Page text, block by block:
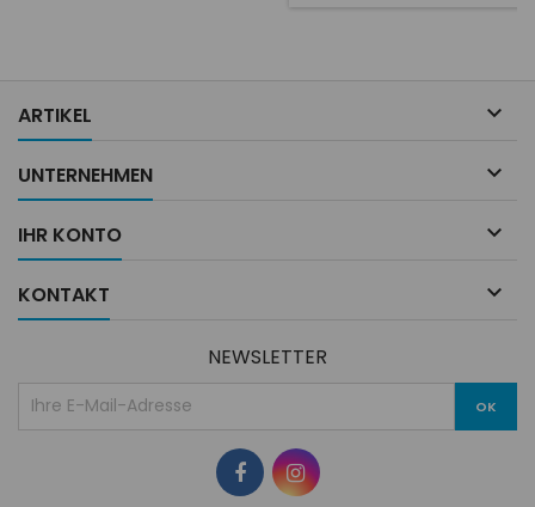
ARTIKEL 
UNTERNEHMEN 
IHR KONTO 
KONTAKT 
NEWSLETTER